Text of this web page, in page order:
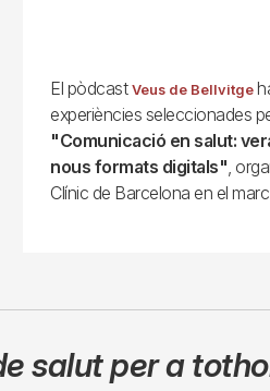
El pòdcast Veus de Bellvitge
experiències seleccionades
"Comunicació en salut:
nous formats digitals",
Clínic de Barcelona en el
salut per a